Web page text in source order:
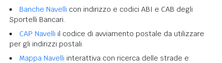
Banche Navelli con indirizzo e codici ABI e CAB degli
Sportelli Bancari.
CAP Navelli il codice di avviamento postale da utilizzare
per gli indirizzi postali.
Mappa Navelli interattiva con ricerca delle strade e